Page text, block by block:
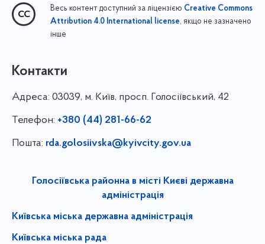
Весь контент доступний за ліцензією Creative Commons
Attribution 4.0 International license, якщо не зазначено
інше
Контакти
Адреса: 03039, м. Київ, просп. Голосіївський, 42
Телефон: +380 (44) 281-66-62
Пошта: rda.golosiivska@kyivcity.gov.ua
Голосіївська районна в місті Києві державна
адміністрація
Київська міська державна адміністрація
Київська міська рада